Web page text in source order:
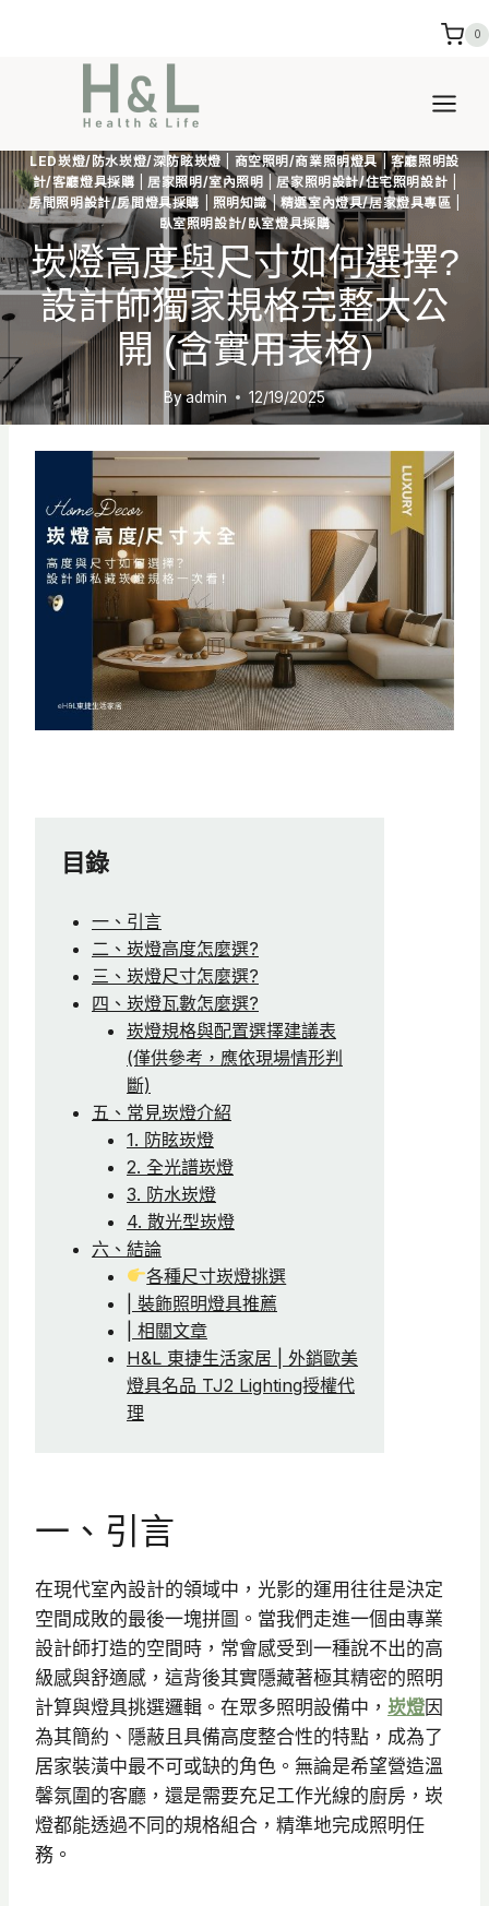
0
LED崁燈/防水崁燈/深防眩崁燈| 商空照明/商業照明燈具|客廳照明設
計/客廳燈具採購 |居家照明/室內照明 |居家照明設計/住宅照明設計
房間照明設計/房間燈具採購
照明知識|精選室內燈具/居家燈具專區
臥室照明設計/臥室燈具採購
崁燈高度與尺寸如何選擇?
設計師獨家規格完整大公
開 (含實用表格)
Byadmin 12/19/2025
目錄
一、引言
二、崁燈高度怎麼選?
三、崁燈尺寸怎麼選?
四、崁燈瓦數怎麼選?
崁燈規格與配置選擇建議表
(僅供參考，應依現場情形判
斷)
五、常見崁燈介紹
1. 防眩崁燈
2. 全光譜崁燈
3. 防水崁燈
4. 散光型崁燈
六、結論
各種尺寸崁燈挑選
| 裝飾照明燈具推薦
| 相關文章
H&L 東捷生活家居 | 外銷歐美
燈具名品 TJ2 Lighting授權代
理
一、引言
在現代室內設計的領域中，光影的運用往往是決定
空間成敗的最後一塊拼圖。當我們走進一個由專業
設計師打造的空間時，常會感受到一種說不出的高
級感與舒適感，這背後其實隱藏著極其精密的照明
計算與燈具挑選邏輯。在眾多照明設備中， 崁燈因
為其簡約、隱蔽且具備高度整合性的特點，成為了
居家裝潢中最不可或缺的角色。無論是希望營造溫
馨氛圍的客廳，還是需要充足工作光線的廚房，崁
燈都能透過不同的規格組合，精準地完成照明任
務。